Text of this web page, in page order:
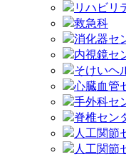
リハビリ
救急科
消化器セ
内視鏡セ
そけいヘ
心臓血管
手外科セ
脊椎セン
人工関節
人工関節